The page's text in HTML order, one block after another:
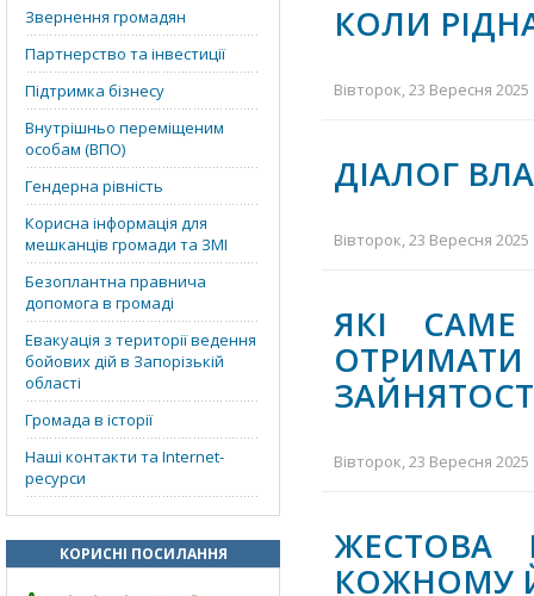
Звернення громадян
Партнерство та інвестиції
Підтримка бізнесу
Внутрішньо переміщеним
особам (ВПО)
Гендерна рівність
Корисна інформація для
мешканців громади та ЗМІ
Безоплантна правнича
допомога в громаді
Евакуація з території ведення
бойових дій в Запорізькій
області
Громада в історії
Наші контакти та Internet-
ресурси
КОРИСНІ ПОСИЛАННЯ
КОЛИ
Вівторок, 23 Вересня
ДІАЛОГ
Вівторок, 23 Вересня
ЯКІ
ОТРИМАТИ
Вівторок, 23 Вересня
ЖЕСТОВА
КОЖНОМУ